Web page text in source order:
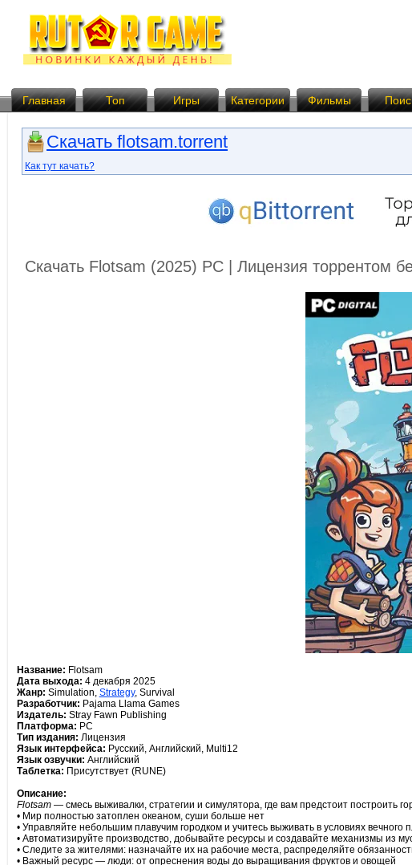
Главная Топ Игры Категории Фильмы
Скачать flotsam.torrent
Как тут качать?
Скачать Flotsam (2025) PC | Лицензия торрентом
Название: Flotsam
Дата выхода: 4 декабря 2025
Жанр: Simulation, Strategy, Survival
Разработчик: Pajama Llama Games
Издатель: Stray Fawn Publishing
Платформа: PC
Тип издания: Лицензия
Язык интерфейса: Русский, Английский, Multi12
Язык озвучки: Английский
Таблетка: Присутствует (RUNE)
Описание:
Flotsam— смесь выживалки, стратегии и симулятора, где вам предстоит построить
• Мир полностью затоплен океаном, суши больше нет
• Управляйте небольшим плавучим городком и учитесь выживать в условиях вечного
• Автоматизируйте производство, добывайте ресурсы и создавайте механизмы из
• Следите за жителями: назначайте их на рабочие места, распределяйте
• Важный ресурс — люди: от опреснения воды до выращивания фруктов и овощей